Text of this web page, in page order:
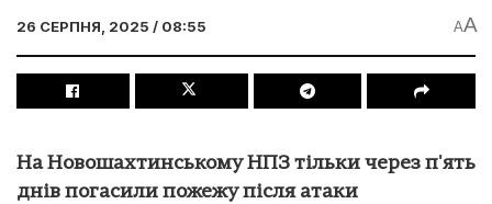
26 СЕРПНЯ, 2025 / 08:55 AA
На Новошахтинському НПЗ тільки через п'ять
днів погасили пожежу після атаки